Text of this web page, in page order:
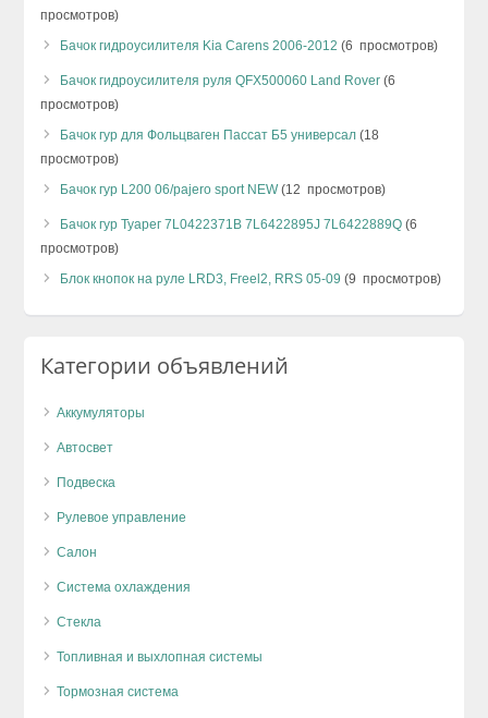
просмотров)
Бачок гидроусилителя Kia Carens 2006-2012 (6 просмотров)
Бачок гидроусилителя руля QFX500060 Land Rover (6
просмотров)
Бачок гур для Фольцваген Пассат Б5 универсал (18
просмотров)
Бачок гур L200 06/pajero sport NEW(12 просмотров)
Бачок гур Туарег 7L0422371B 7L6422895J 7L6422889Q (6
просмотров)
Блок кнопок на руле LRD3, Freel2, RRS 05-09 (9 просмотров)
Категории объявлений
Аккумуляторы
Автосвет
Подвеска
Рулевое управление
Салон
Система охлаждения
Стекла
Топливная и выхлопная системы
Тормозная система